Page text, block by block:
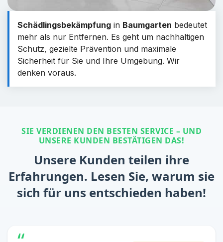
Schädlingsbekämpfung in Baumgarten bedeutet
mehr als nur Entfernen. Es geht um nachhaltigen
Schutz, gezielte Prävention und maximale
Sicherheit für Sie und Ihre Umgebung. Wir
denken voraus.
SIE VERDIENEN DEN BESTEN SERVICE – UND
UNSERE KUNDEN BESTÄTIGEN DAS!
Unsere Kunden teilen ihre
Erfahrungen. Lesen Sie, warum sie
sich für uns entschieden haben!